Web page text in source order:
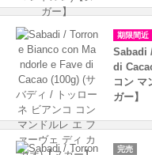
期限間近
Sabadi
di
コン マ
ガー】
完売